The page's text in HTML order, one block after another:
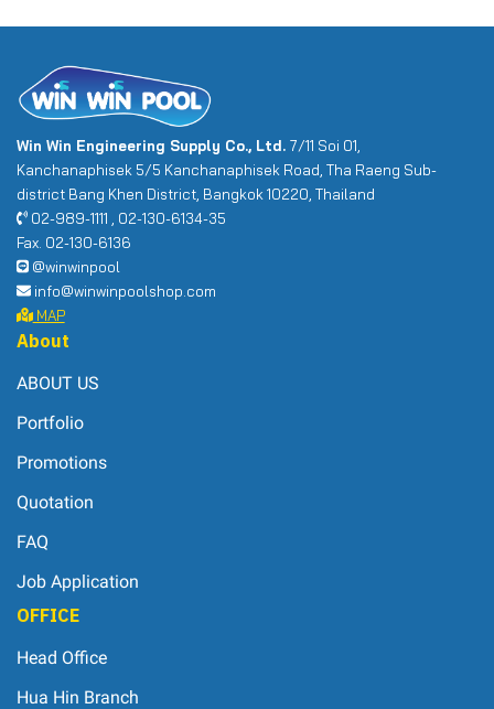
Win Win Engineering Supply Co., Ltd. 7/11 Soi 01,
Kanchanaphisek 5/5 Kanchanaphisek Road, Tha Raeng Sub-
district Bang Khen District, Bangkok 10220, Thailand
02-989-1111 , 02-130-6134-35
Fax. 02-130-6136
@winwinpool
info@winwinpoolshop.com
MAP
About
ABOUT US
Portfolio
Promotions
Quotation
FAQ
Job Application
OFFICE
Head Office
Hua Hin Branch